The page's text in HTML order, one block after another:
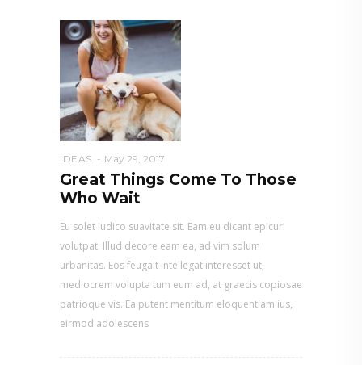
IDEAS May 29, 2017
Great Things Come To Those
Who Wait
Eu solet iudico suavitate sit. Eam eu dicant epicuri
volutpat. Illud decore eam ea, ad vim solum
urbanitas. Eos feugait intellegat interesset ut,
mediocrem volupta tum eum ad, at graecis copiosae
patrioque vis. Ea putent mentitum eloquentiam ius,
eirmod adolescens